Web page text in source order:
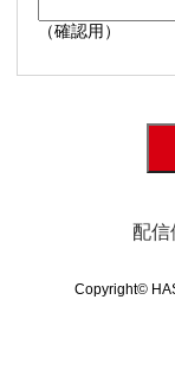
（確認用）
配信
Copyright©